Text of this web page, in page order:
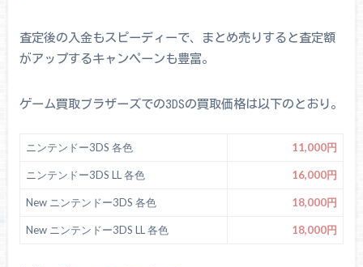
査定後の入金もスピーディーで、まとめ売りすると査定額
がアップするキャンペーンも豊富。
ゲーム買取ブラザーズでの3DSの買取価格は以下のとおり。
ニンテンドー3DS 各色 11,000円
ニンテンドー3DS LL 各色 16,000円
New ニンテンドー3DS 各色 18,000円
New ニンテンドー3DS LL 各色 18,000円